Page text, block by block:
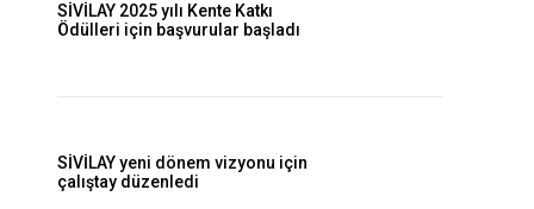
SİVİLAY 2025 yılı Kente Katkı
Ödülleri için başvurular başladı
SİVİLAY yeni dönem vizyonu için
çalıştay düzenledi